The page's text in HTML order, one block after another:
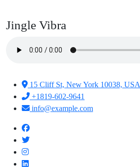
Jingle Vibra
15 Cliff St, New York 10038, USA
+1819-602-9641
info@example.com